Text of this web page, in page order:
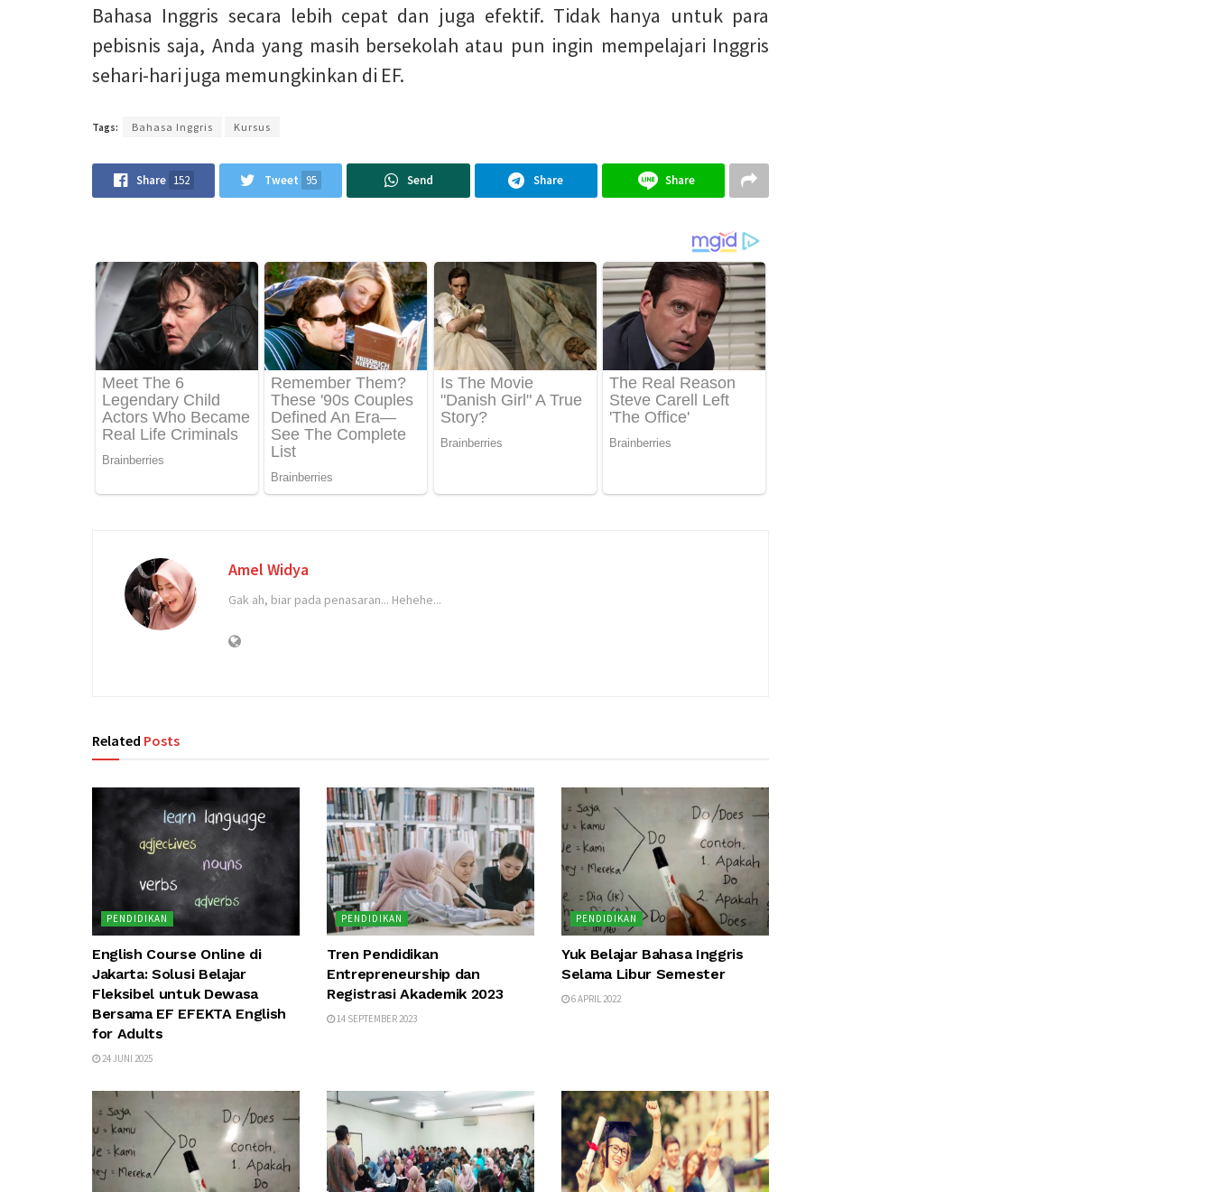
Bahasa Inggris secara lebih cepat dan juga efektif. Tidak hanya untuk para
pebisnis saja, Anda yang masih bersekolah atau pun ingin mempelajari Inggris
sehari-hari juga memungkinkan di EF.
Tags: Bahasa Inggris Kursus
Share 152 Tweet 95 Send Share Share
Amel Widya
Gak ah, biar pada penasaran... Hehehe...
Related Posts
PENDIDIKAN
English Course Online di
Jakarta: Solusi Belajar
Fleksibel untuk Dewasa
Bersama EF EFEKTA English
for Adults
24 JUNI 2025
PENDIDIKAN
Tren Pendidikan
Entrepreneurship dan
Registrasi Akademik 2023
14 SEPTEMBER 2023
PENDIDIKAN
Yuk Belajar Bahasa Inggris
Selama Libur Semester
6 APRIL 2022